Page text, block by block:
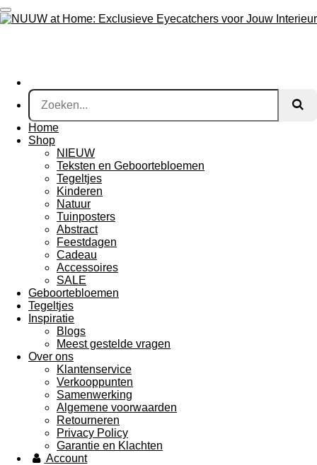
Ga
direct
Home
Shop
NIEUW
Teksten en Geboortebloemen
Tegeltjes
Kinderen
Natuur
Tuinposters
Abstract
Feestdagen
Cadeau
Accessoires
SALE
Geboortebloemen
Tegeltjes
Inspiratie
Blogs
Meest gestelde vragen
Over ons
Klantenservice
Verkooppunten
Samenwerking
Algemene voorwaarden
Retourneren
Privacy Policy
Garantie en Klachten
Account